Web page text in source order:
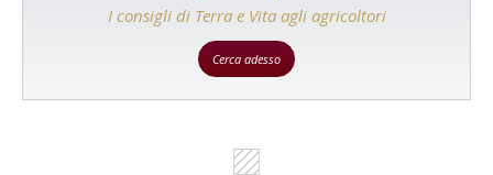
I consigli di Terra e Vita agli agricoltori
Cerca adesso